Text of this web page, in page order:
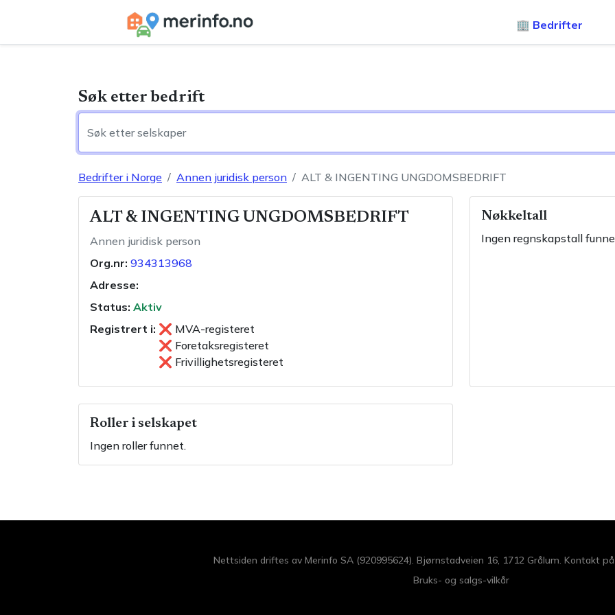
🏢 Bedrifter
Søk etter bedrift
Bedrifter i Norge Annen juridisk person ALT & INGENTING UNGDOMSBEDRIFT
ALT & INGENTING UNGDOMSBEDRIFT
Annen juridisk person
Org.nr: 934313968
Adresse:
Status: Aktiv
Registrert i: ❌ MVA-registeret
❌ Foretaksregisteret
❌ Frivillighetsregisteret
Nøkkeltall
Ingen regnskapstall
Roller i selskapet
Ingen roller funnet.
Nettsiden driftes av Merinfo SA (920995624). Bjørnstadveien 16, 1712 Grålum. Kontakt på
Bruks- og salgs-vilkår